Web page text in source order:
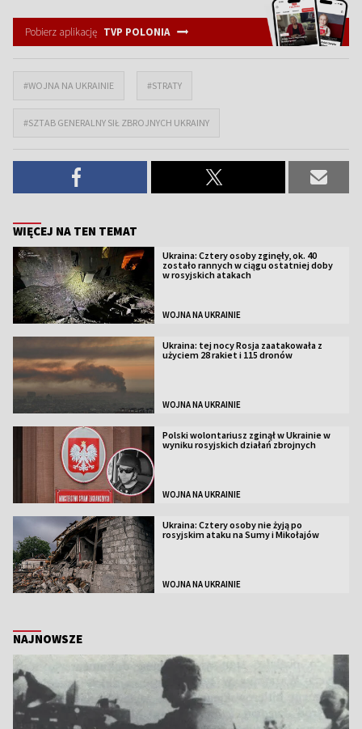
Pobierz aplikację TVP POLONIA
#WOJNA NA UKRAINIE #STRATY
#SZTAB GENERALNY SIŁ ZBROJNYCH UKRAINY
WIĘCEJ NA TEN TEMAT
Ukraina: Cztery osoby zginęły, ok. 40
zostało rannych w ciągu ostatniej doby
w rosyjskich atakach
WOJNA NA UKRAINIE
Ukraina: tej nocy Rosja zaatakowała z
użyciem 28 rakiet i 115 dronów
WOJNA NA UKRAINIE
Polski wolontariusz zginął w Ukrainie w
wyniku rosyjskich działań zbrojnych
WOJNA NA UKRAINIE
Ukraina: Cztery osoby nie żyją po
rosyjskim ataku na Sumy i Mikołajów
WOJNA NA UKRAINIE
NAJNOWSZE